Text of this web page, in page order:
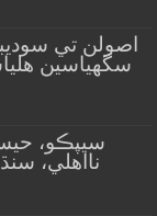
سگهياسين
سيپڪو،
نااهلي، سنڌ جا127 ارب رپيا